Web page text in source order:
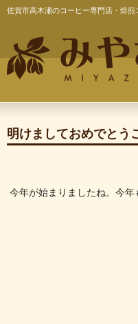
佐賀市高木瀬のコーヒー専門店・焙煎
明けましておめでとう
今年が始まりましたね。今